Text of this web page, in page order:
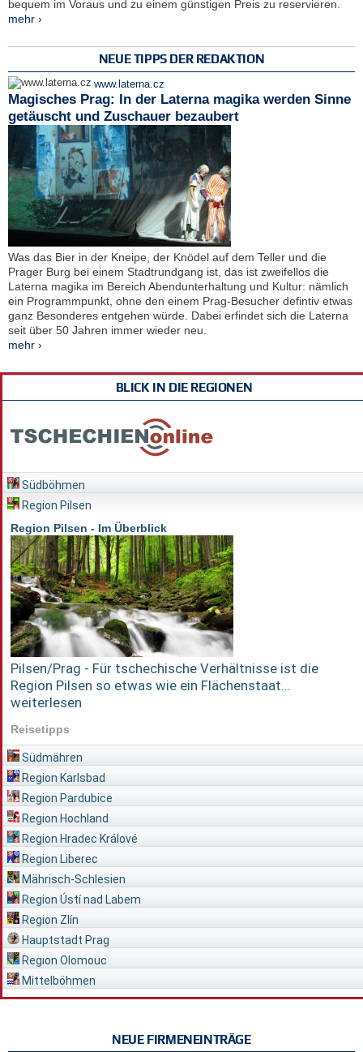
bequem im Voraus und zu einem günstigen Preis zu reservieren.
mehr ›
NEUE TIPPS DER REDAKTION
www.laterna.cz
Magisches Prag: In der Laterna magika werden Sinne
getäuscht und Zuschauer bezaubert
Was das Bier in der Kneipe, der Knödel auf dem Teller und die
Prager Burg bei einem Stadtrundgang ist, das ist zweifellos die
Laterna magika im Bereich Abendunterhaltung und Kultur: nämlich
ein Programmpunkt, ohne den einem Prag-Besucher defintiv etwas
ganz Besonderes entgehen würde. Dabei erfindet sich die Laterna
seit über 50 Jahren immer wieder neu.
mehr ›
BLICK IN DIE REGIONEN
Südböhmen
Region Pilsen
Region Pilsen - Im Überblick
Pilsen/Prag - Für tschechische Verhältnisse ist die
Region Pilsen so etwas wie ein Flächenstaat...
weiterlesen
Reisetipps
Südmähren
Region Karlsbad
Region Pardubice
Region Hochland
Region Hradec Králové
Region Liberec
Mährisch-Schlesien
Region Ústí nad Labem
Region Zlín
Hauptstadt Prag
Region Olomouc
Mittelböhmen
NEUE FIRMENEINTRÄGE